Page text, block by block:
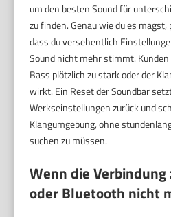
um den besten Sound für
zu finden. Genau wie du es
dass du versehentlich
Sound nicht mehr stimmt.
Bass plötzlich zu stark oder der
wirkt. Ein Reset der Soundbar
Werkseinstellungen zurück und
Klangumgebung, ohne
suchen zu müssen.
Wenn die
oder Bluetooth nicht